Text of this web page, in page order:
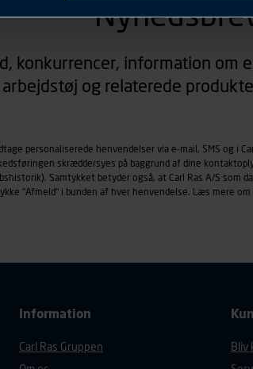
sig på. Til dette formål behandles der
med det formål at spore
vise annoncer, der er relevante
der anvendes.
persondatapolitik, der indeholder
konkurrencer, information
arbejdstøj og relaterede
personaliserede henvendelser via e-mail, SMS og i
skræddersyes på baggrund af dine
Samtykket betyder også, at Carl Ras A/S som
"Afmeld" i bunden af hver henvendelse. Læs mere
Information
Carl Ras Gruppen
Bliv